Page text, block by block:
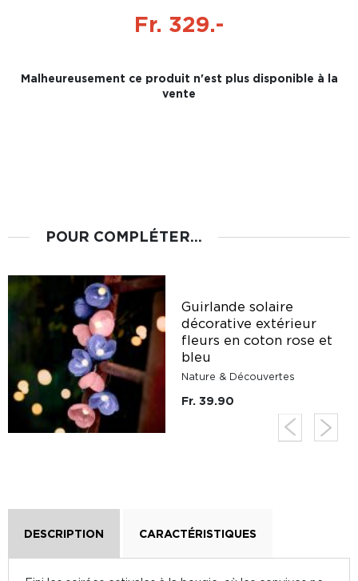
Fr. 329.-
Malheureusement ce produit n'est plus disponible à la
vente
POUR COMPLÉTER...
Guirlande solaire
décorative extérieur
fleurs en coton rose et
bleu
Nature & Découvertes
Fr. 39.90
DESCRIPTION CARACTÉRISTIQUES